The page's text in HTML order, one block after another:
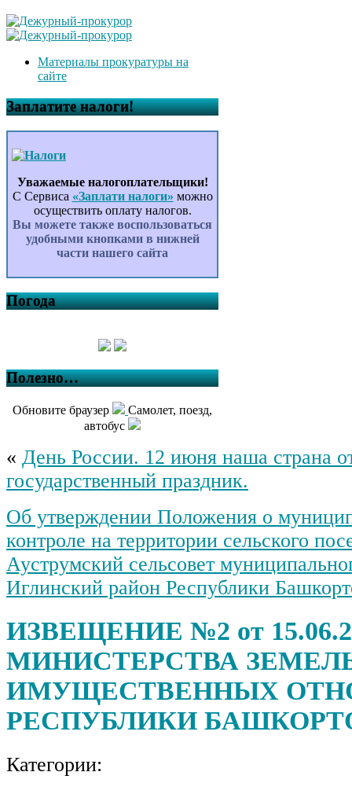
Материалы прокуратуры на
сайте
Заплатите налоги!
Уважаемые налогоплательщики!
С Сервиса «Заплати налоги» можно
осуществить оплату налогов.
Вы можете также воспользоваться
удобными кнопками в нижней
части нашего сайта
Погода
Полезно…
Обновите браузер
Самолет, поезд,
автобус
« День России. 12 июня наша страна
государственный праздник.
Об утверждении Положения о
контроле на территории сельского
Ауструмский сельсовет
Иглинский район Республики
ИЗВЕЩЕНИЕ №2 от
МИНИСТЕРСТВА
ИМУЩЕСТВЕННЫХ
РЕСПУБЛИКИ
Категории: